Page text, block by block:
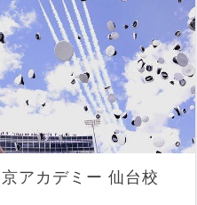
アカデミー 仙台校